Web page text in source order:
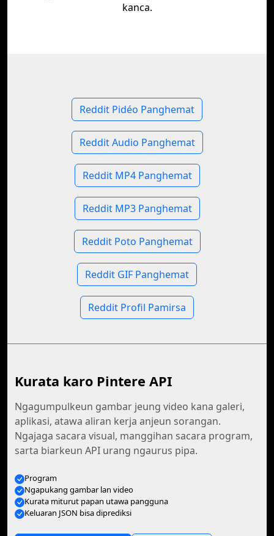
kanca.
Reddit Pidéo Panghemat
Reddit Audio Panghemat
Reddit MP4 Panghemat
Reddit MP3 Panghemat
Reddit Poto Panghemat
Reddit GIF Panghemat
Reddit Profil Pamirsa
Kurata karo Pintere API
Ngagumpulkeun gambar jeung video kana galeri,
aplikasi, atawa aliran kerja anjeun sorangan.
Ngajaga sacara visual, manggihan sacara program,
sarta biarkeun API urang ngaurus pipa.
Program
Ngapukang gambar lan video
Kurata miturut papan utawa pangguna
Keluaran JSON bisa diprediksi